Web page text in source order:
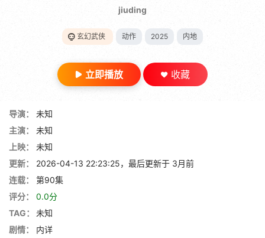
jiuding
玄幻武侠 动作 2025 内地
立即播放 收藏
导演：
未知
主演：
未知
上映：
未知
更新：
2026-04-13 22:23:25，最后更新于 3月前
连载：
第90集
评分：
0.0分
TAG：
未知
剧情：
内详